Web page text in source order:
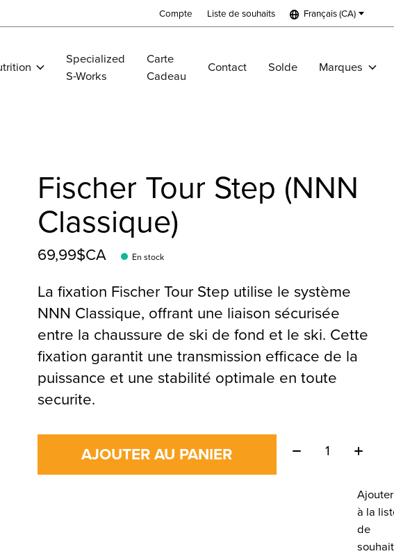
Compte Liste de souhaits Français (CA)
Specialized
S-Works
Carte
Cadeau
Contact Solde Marques
Fischer Tour Step (NNN
Classique)
69,99$CA En stock
La fixation Fischer Tour Step utilise le système
NNN Classique, offrant une liaison sécurisée
entre la chaussure de ski de fond et le ski. Cette
fixation garantit une transmission efficace de la
puissance et une stabilité optimale en toute
securite.
AJOUTER AU PANIER Quantité:
Ajouter
à la
de